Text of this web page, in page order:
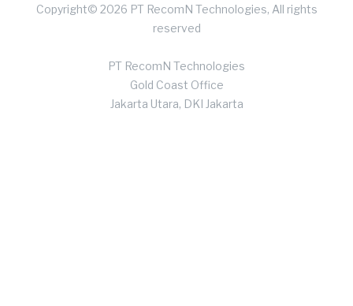
Copyright© 2026 PT RecomN Technologies, All rights
reserved
PT RecomN Technologies
Gold Coast Office
Jakarta Utara, DKI Jakarta